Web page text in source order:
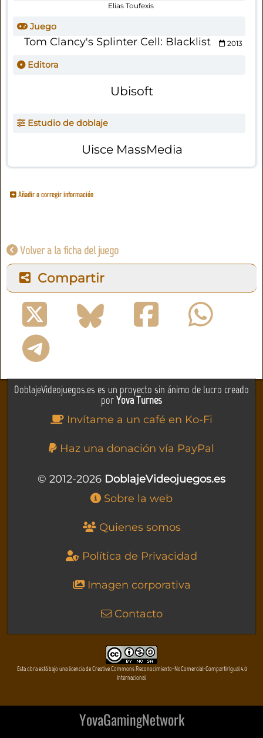
Elias Toufexis
Juego
Tom Clancy's Splinter Cell: Blacklist 2013
Editora
Ubisoft
Estudio de doblaje
Uisce MassMedia
Añadir o corregir información
Volver a la ficha del juego
Compartir
DoblajeVideojuegos.es es un proyecto sin ánimo de lucro creado
porYova Turnes
Invítame a un café en Ko-Fi
Haz una donación vía PayPal
© 2012-2026 DoblajeVideojuegos.es
Sobre la web
Quienes somos
Política de Privacidad
Imagen corporativa
Contacto
Esta obra está bajo una licencia de Creative Commons Reconocimiento-NoComercial-CompartirIgual 4.0
Internacional
YovaGamingNetwork